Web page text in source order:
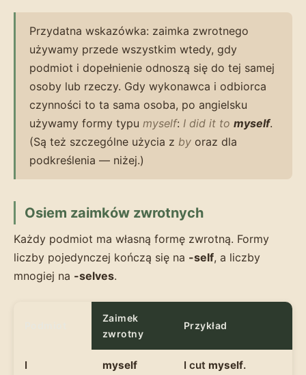
Przydatna wskazówka: zaimka zwrotnego
używamy przede wszystkim wtedy, gdy
podmiot i dopełnienie odnoszą się do tej samej
osoby lub rzeczy. Gdy wykonawca i odbiorca
czynności to ta sama osoba, po angielsku
używamy formy typu myself: I did it to myself.
(Są też szczególne użycia z by oraz dla
podkreślenia — niżej.)
Osiem zaimków zwrotnych
Każdy podmiot ma własną formę zwrotną. Formy
liczby pojedynczej kończą się na -self, a liczby
mnogiej na -selves.
Zaimek
zwrotny
Przykład
I myself I cut myself.